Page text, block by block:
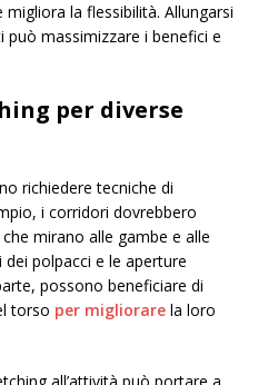
la flessibilità. Allungarsi
massimizzare i benefici e
per diverse
richiedere tecniche di
i corridori dovrebbero
mirano alle gambe e alle
polpacci e le aperture
possono beneficiare di
torso per migliorare la loro